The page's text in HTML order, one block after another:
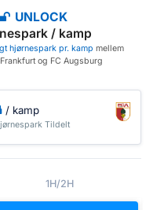
UNLOCK
/ kamp
hjørnespark pr. kamp mellem
og FC Augsburg
/ kamp
Tildelt
1H/2H